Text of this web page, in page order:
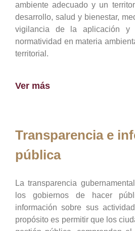
ambiente adecuado y un
desarrollo, salud y bienestar,
vigilancia de la aplicación y
normatividad en materia
territorial.
Ver más
Transparencia e
pública
La transparencia
los gobiernos de hacer
información sobre sus
propósito es permitir que los